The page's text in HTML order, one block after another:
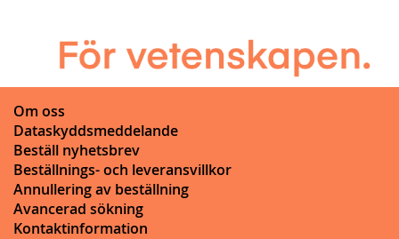
Om oss
Dataskyddsmeddelande
Beställ nyhetsbrev
Beställnings- och leveransvillkor
Annullering av beställning
Avancerad sökning
Kontaktinformation